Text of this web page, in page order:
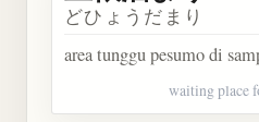
どひょうだまり
area tunggu pesumo di
waiting place